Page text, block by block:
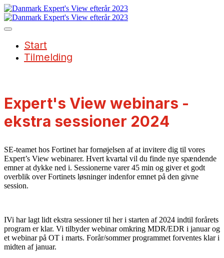
Start
Tilmelding
Expert's View webinars -
ekstra sessioner 2024
SE-teamet hos Fortinet har fornøjelsen af at invitere dig til vores
Expert’s View webinarer. Hvert kvartal vil du finde nye spændende
emner at dykke ned i. Sessionerne varer 45 min og giver et godt
overblik over Fortinets løsninger indenfor emnet på den givne
session.
IVi har lagt lidt ekstra sessioner til her i starten af 2024 indtil forårets
program er klar. Vi tilbyder webinar omkring MDR/EDR i januar og
et webinar på OT i marts. Forår/sommer programmet forventes klar i
midten af januar.